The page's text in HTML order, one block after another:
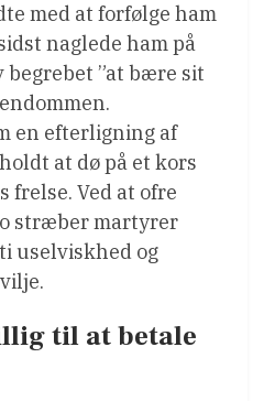
med at forfølge ham
naglede ham på
”at bære sit
en efterligning af
at dø på et kors
frelse. Ved at ofre
stræber martyrer
uselviskhed og
til at betale